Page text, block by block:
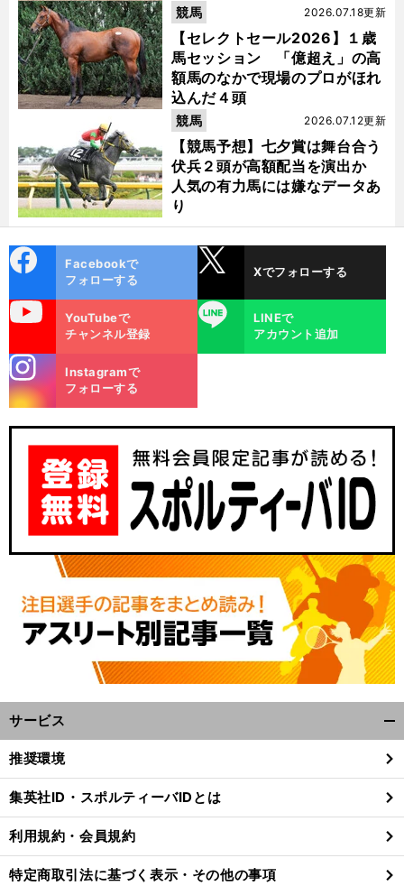
【セレクトセール2026】１歳
馬セッション 「億超え」の高
額馬のなかで現場のプロがほれ
込んだ４頭
2026.07.18更新
競馬
【競馬予想】七夕賞は舞台合う
伏兵２頭が高額配当を演出か
人気の有力馬には嫌なデータあ
り
2026.07.12更新
競馬
ok
Facebookで
フォローする
Xでフォローする
YouTubeで
チャンネル登録
LINE
LINEで
アカウント追加
m
Instagramで
フォローする
サービス
閉
る
推奨環境
集英社ID・スポルティーバIDとは
利用規約・会員規約
特定商取引法に基づく表示・その他の事項